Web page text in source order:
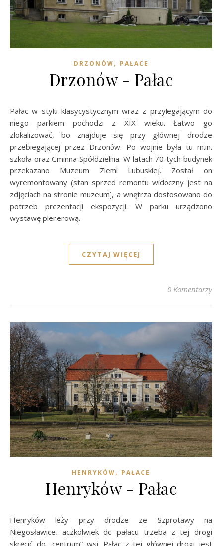
DRZONÓW, PAŁACE
Drzonów - Pałac
Pałac w stylu klasycystycznym wraz z przylegającym do
niego parkiem pochodzi z XIX wieku. Łatwo go
zlokalizować, bo znajduje się przy głównej drodze
przebiegającej przez Drzonów. Po wojnie była tu m.in.
szkoła oraz Gminna Spółdzielnia. W latach 70-tych budynek
przekazano Muzeum Ziemi Lubuskiej. Został on
wyremontowany (stan sprzed remontu widoczny jest na
zdjęciach na stronie muzeum), a wnętrza dostosowano do
potrzeb prezentacji ekspozycji. W parku urządzono
wystawę plenerową.
CZYTAJ WIĘCEJ
0 Komentarzy
HENRYKÓW, PAŁACE
Henryków - Pałac
Henryków leży przy drodze ze Szprotawy na
Niegosławice, aczkolwiek do pałacu trzeba z tej drogi
skręcić do „centrum” wsi. Pałac z tej głównej drogi jest